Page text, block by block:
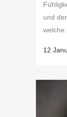
und
12